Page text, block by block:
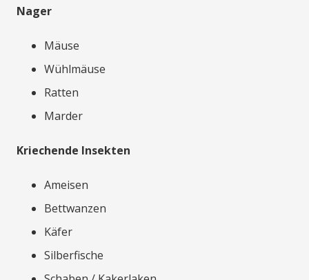
Nager
Mäuse
Wühlmäuse
Ratten
Marder
Kriechende Insekten
Ameisen
Bettwanzen
Käfer
Silberfische